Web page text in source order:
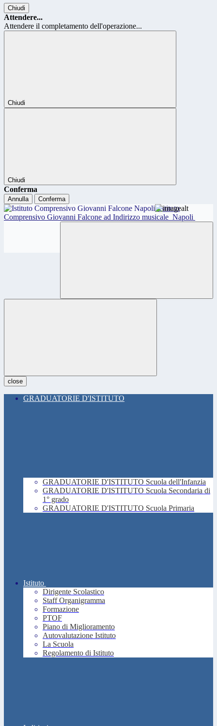
Chiudi
Attendere...
Attendere il completamento dell'operazione...
Chiudi
Chiudi
Conferma
Annulla Conferma
Istituto
Comprensivo Giovanni Falcone ad Indirizzo musicale Napoli
close
GRADUATORIE D'ISTITUTO
GRADUATORIE D'ISTITUTO Scuola dell'Infanzia
GRADUATORIE D'ISTITUTO Scuola Secondaria di
1° grado
GRADUATORIE D'ISTITUTO Scuola Primaria
Istituto
Dirigente Scolastico
Staff Organigramma
Formazione
PTOF
Piano di Miglioramento
Autovalutazione Istituto
La Scuola
Regolamento di Istituto